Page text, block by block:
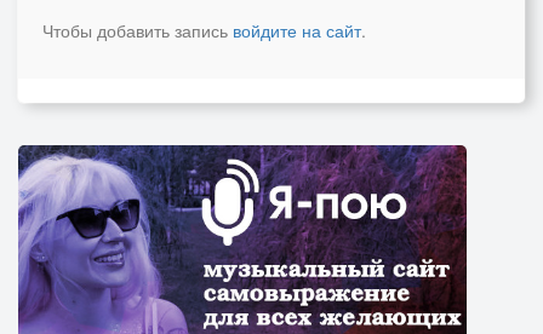
Чтобы добавить запись войдите на сайт.